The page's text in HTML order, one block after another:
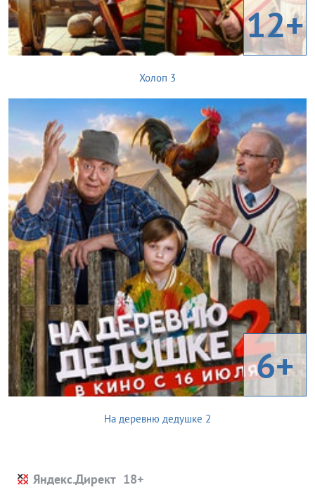
12+
Холоп 3
6+
На деревню дедушке 2
Яндекс.Директ